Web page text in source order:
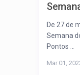
De 27 de
Semana
Pontos ...
Mar 01,